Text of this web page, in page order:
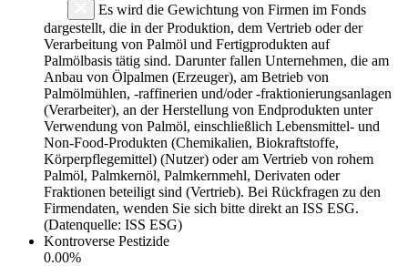
Es wird die Gewichtung von Firmen im Fonds
dargestellt, die in der Produktion, dem Vertrieb oder der
Verarbeitung von Palmöl und Fertigprodukten auf
Palmölbasis tätig sind. Darunter fallen Unternehmen, die am
Anbau von Ölpalmen (Erzeuger), am Betrieb von
Palmölmühlen, -raffinerien und/oder -fraktionierungsanlagen
(Verarbeiter), an der Herstellung von Endprodukten unter
Verwendung von Palmöl, einschließlich Lebensmittel- und
Non-Food-Produkten (Chemikalien, Biokraftstoffe,
Körperpflegemittel) (Nutzer) oder am Vertrieb von rohem
Palmöl, Palmkernöl, Palmkernmehl, Derivaten oder
Fraktionen beteiligt sind (Vertrieb). Bei Rückfragen zu den
Firmendaten, wenden Sie sich bitte direkt an ISS ESG.
(Datenquelle: ISS ESG)
Kontroverse Pestizide
0.00%